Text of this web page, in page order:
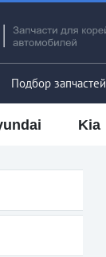
Подбор запчастей
Kia